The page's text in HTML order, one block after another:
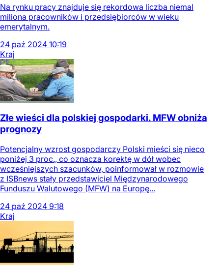
Na rynku pracy znajduje się rekordowa liczba niemal
miliona pracowników i przedsiębiorców w wieku
emerytalnym.
24 paź 2024 10:19
Kraj
Złe wieści dla polskiej gospodarki. MFW obniża
prognozy
Potencjalny wzrost gospodarczy Polski mieści się nieco
poniżej 3 proc., co oznacza korektę w dół wobec
wcześniejszych szacunków, poinformował w rozmowie
z ISBnews stały przedstawiciel Międzynarodowego
Funduszu Walutowego (MFW) na Europę...
24 paź 2024 9:18
Kraj